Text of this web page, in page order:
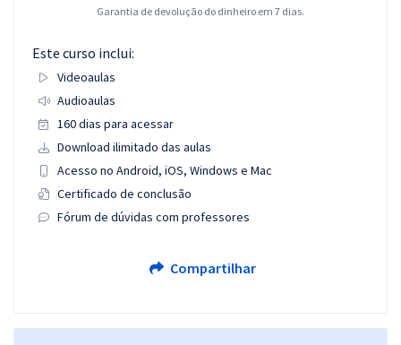
Garantia de devolução do dinheiro em 7 dias.
Este curso inclui:
Videoaulas
Audioaulas
160 dias para acessar
Download ilimitado das aulas
Acesso no Android, iOS, Windows e Mac
Certificado de conclusão
Fórum de dúvidas com professores
Compartilhar